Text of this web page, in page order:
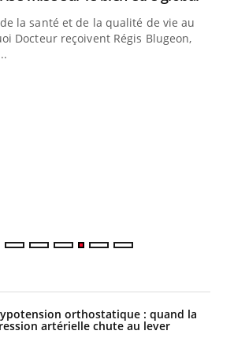
la santé et de la qualité de vie au
Docteur reçoivent Régis Blugeon,
orthostatique : quand la
artérielle chute au lever